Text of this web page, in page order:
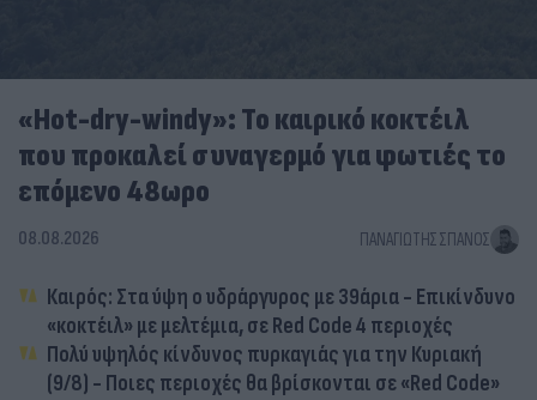
«Hot-dry-windy»: Το καιρικό κοκτέιλ
που προκαλεί συναγερμό για φωτιές το
επόμενο 48ωρο
08.08.2026 ΠΑΝΑΓΙΏΤΗΣ ΣΠΑΝΌΣ
Καιρός: Στα ύψη ο υδράργυρος με 39άρια - Επικίνδυνο
«κοκτέιλ» με μελτέμια, σε Red Code 4 περιοχές
Πολύ υψηλός κίνδυνος πυρκαγιάς για την Κυριακή
(9/8) - Ποιες περιοχές θα βρίσκονται σε «Red Code»